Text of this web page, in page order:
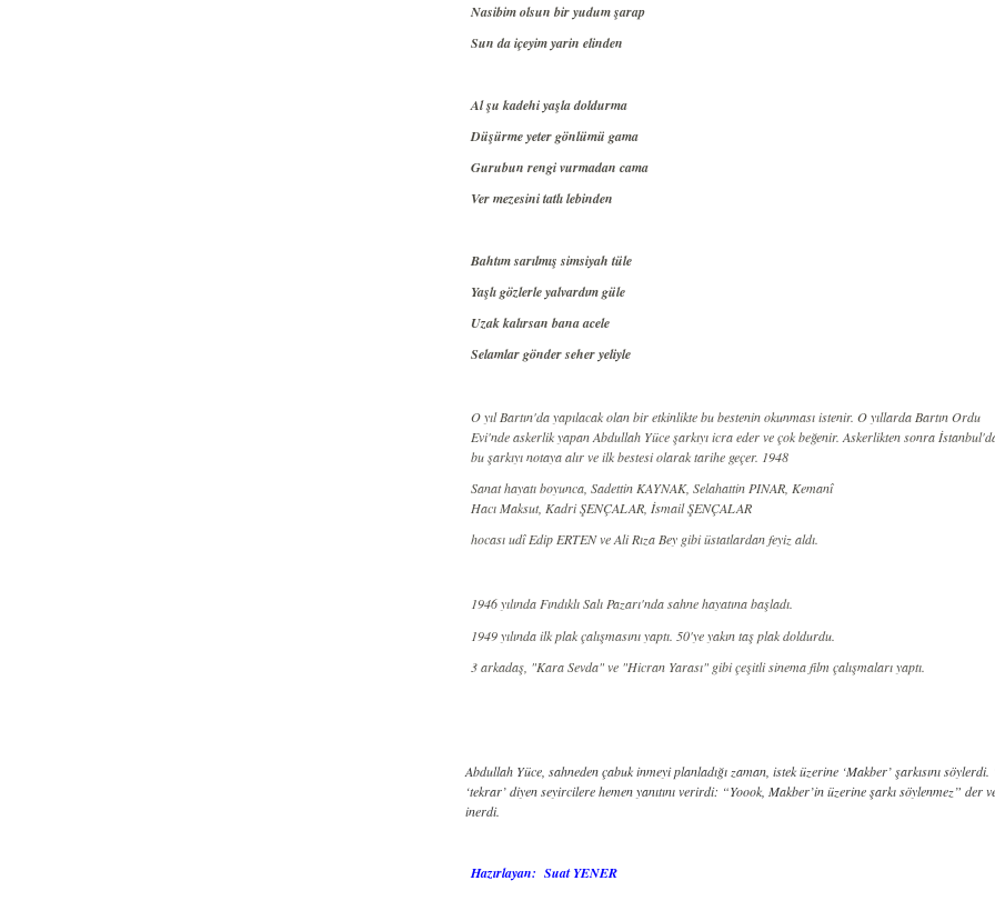
Nasibim olsun bir yudum şarap
Sun da içeyim yarin elinden
Al şu kadehi yaşla doldurma
Düşürme yeter gönlümü gama
Gurubun rengi vurmadan cama
Ver mezesini tatlı lebinden
Bahtım sarılmış simsiyah tüle
Yaşlı gözlerle yalvardım güle
Uzak kalırsan bana acele
Selamlar gönder seher yeliyle
O yıl Bartın'da yapılacak olan bir etkinlikte bu bestenin okunması istenir. O yıllarda Bartın Ordu
Evi'nde askerlik yapan Abdullah Yüce şarkıyı icra eder ve çok beğenir. Askerlikten sonra
bu şarkıyı notaya alır ve ilk bestesi olarak tarihe geçer. 1948
Sanat hayatı boyunca, Sadettin KAYNAK, Selahattin PINAR, Kemanî
Hacı Maksut, Kadri ŞENÇALAR, İsmail ŞENÇALAR
hocası udî Edip ERTEN ve Ali Rıza Bey gibi üstatlardan feyiz aldı.
1946 yılında Fındıklı Salı Pazarı'nda sahne hayatına başladı.
1949 yılında ilk plak çalışmasını yaptı. 50'ye yakın taş plak doldurdu.
3 arkadaş, "Kara Sevda" ve "Hicran Yarası" gibi çeşitli sinema film çalışmaları yaptı.
Abdullah Yüce, sahneden çabuk inmeyi planladığı zaman, istek üzerine ‘Makber’ şarkısını söylerdi.
‘tekrar’ diyen seyircilere hemen yanıtını verirdi: “Yoook, Makber’in üzerine şarkı söylenmez” der
inerdi.
Hazırlayan: Suat YENER